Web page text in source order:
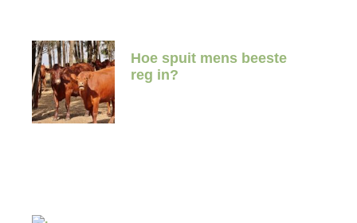
Hoe spuit mens beeste
reg in?